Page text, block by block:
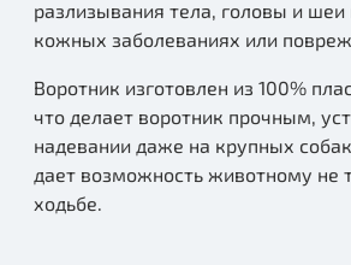
разлизывания тела, головы и шеи
кожных заболеваниях или
Воротник изготовлен из 100%
что делает воротник прочным,
надевании даже на крупных
дает возможность животному не
ходьбе.